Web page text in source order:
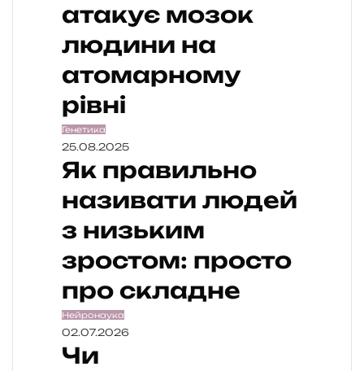
атакує мозок
людини на
атомарному
рівні
Генетика
25.08.2025
Як правильно
називати людей
з низьким
зростом: просто
про складне
Нейронаука
02.07.2026
Чи